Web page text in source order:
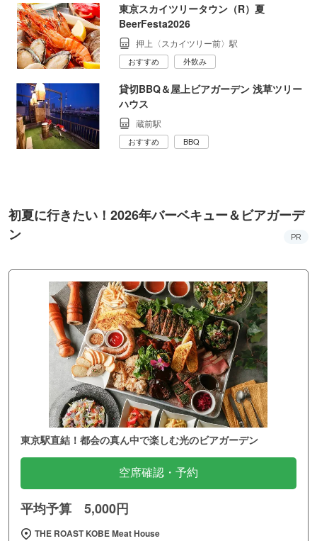
東京スカイツリータウン（R）夏
BeerFesta2026
押上〈スカイツリー前〉駅
おすすめ 外飲み
貸切BBQ＆屋上ビアガーデン 浅草ツリー
ハウス
蔵前駅
おすすめ BBQ
初夏に行きたい！2026年バーベキュー＆ビアガーデ
ン
PR
東京駅直結！都会の真ん中で楽しむ光のビアガーデン
空席確認・予約
平均予算 5,000円
THE ROAST KOBE Meat House